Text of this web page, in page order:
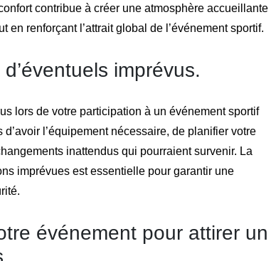
contribue à créer une atmosphère accueillante
renforçant l’attrait global de l’événement sportif.
imprévus.
lors de votre participation à un événement sportif
l’équipement nécessaire, de planifier votre
inattendus qui pourraient survenir. La
imprévues est essentielle pour garantir une
événement pour attirer un